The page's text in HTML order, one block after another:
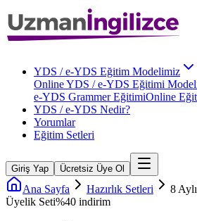
YDS / e-YDS Eğitim Modelimiz
Online YDS / e-YDS Eğitimi
e-YDS Grammer EğitimiOnline
YDS / e-YDS Nedir?
Yorumlar
Eğitim Setleri
Giriş Yap Ücretsiz Üye Ol
Ana Sayfa Hazırlık Setleri
8
Üyelik Seti%40 indirim